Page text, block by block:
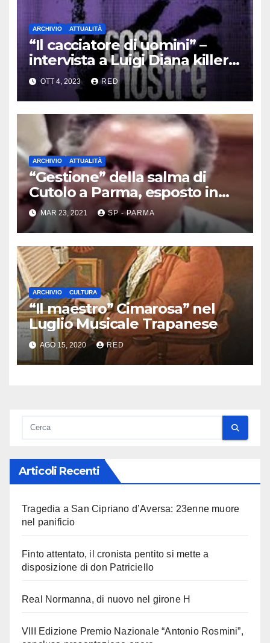
ARCHIVIO ATTUALITÀ
“Il cacciatore di uomini” –
intervista a Luigi Diana killer
dei Casalesi
OTT 4, 2023 RED
ARCHIVIO ATTUALITÀ
“Gestione” della salma di
Cutolo a Parma, esposto in
Procura
MAR 23, 2021 SP - PARMA
ARCHIVIO CULTURA
“Il maestro” Cimarosa” nel
Luglio Musicale Trapanese
AGO 15, 2020 RED
Articoli Recenti
Tragedia a San Cipriano d’Aversa: 23enne muore
nel panificio
Finto attentato, il cronista pentito si mette a
disposizione di don Patriciello
Real Normanna, di nuovo nel girone H
VIII Edizione Premio Nazionale “Antonio Rosmini”,